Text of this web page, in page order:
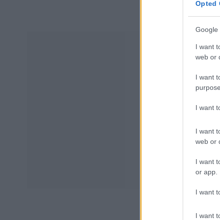
Opted
Google
I want
web or
I want
I want
I want
web or
I want
or app.
I want
I want